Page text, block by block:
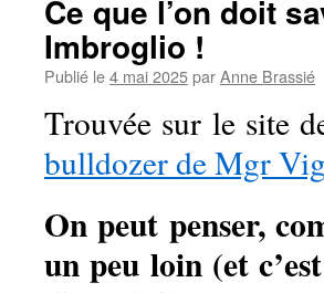
Ce que l’on doit
Imbroglio !
Publié le4 mai 2025parAnne Brassié
Trouvée sur le site
bulldozer de Mgr
On peut penser,
un peu loin (et